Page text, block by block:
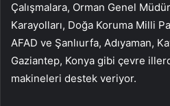
Çalışmalara, Orman Genel
Karayolları, Doğa Koruma Milli
AFAD ve Şanlıurfa, Adıyaman,
Gaziantep, Konya gibi çevre
makineleri destek veriyor.